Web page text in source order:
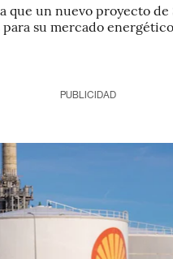
que un nuevo proyecto
para su mercado
PUBLICIDAD